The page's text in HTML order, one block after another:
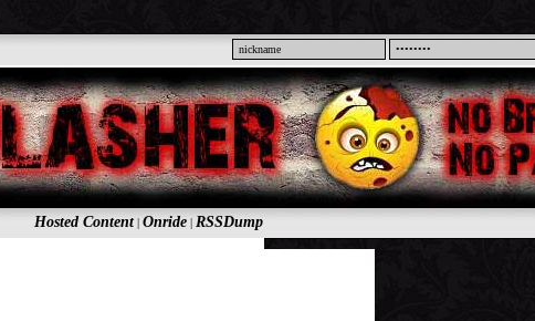
Hosted Content| Onride| RSSDump